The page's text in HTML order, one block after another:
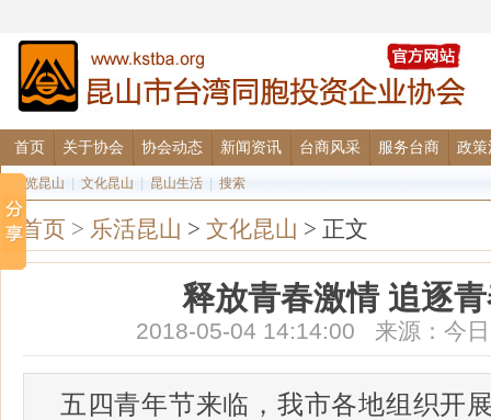
首页 关于协会 协会动态 新闻资讯 台商风采 服务台商 政策
图览昆山 文化昆山 昆山生活 搜索
首页 > 乐活昆山 > 文化昆山 > 正文
释放青春激情 追逐
2018-05-04 14:14:00 来源：今
五四青年节来临，我市各地组织开